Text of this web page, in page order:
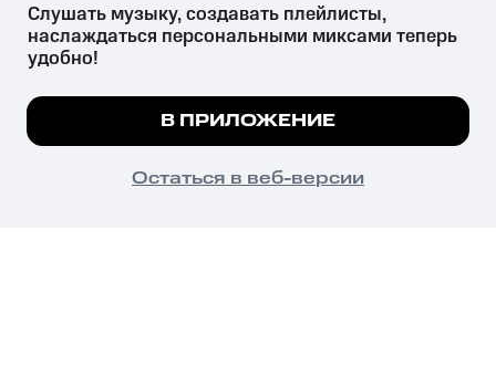
психотропных веществ, их аналогов причиняет вред здоровью,
их незаконный оборот запрещён и влечёт установленную
законодательством ответственность.
© 2026 ООО «КИОН».
Все права защищены
Мы используем куки, чтобы на сайте все
Подробнее
ПОНЯТНО
Слушать музыку, создавать плейлисты,
наслаждаться персональными миксами теперь
удобно!
В ПРИЛОЖЕНИЕ
Остаться в веб-версии